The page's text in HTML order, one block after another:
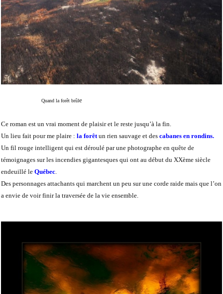
Quand la forêt brûle
Ce roman est un vrai moment de plaisir et le reste jusqu’à la fin.
Un lieu fait pour me plaire : la forêt un rien sauvage et des cabanes en rondins.
Un fil rouge intelligent qui est déroulé par une photographe en quête de
témoignages sur les incendies gigantesques qui ont au début du XXème siècle
endeuillé le Québec
Des personnages attachants qui marchent un peu sur une corde raide mais que l’on
a envie de voir finir la traversée de la vie ensemble.